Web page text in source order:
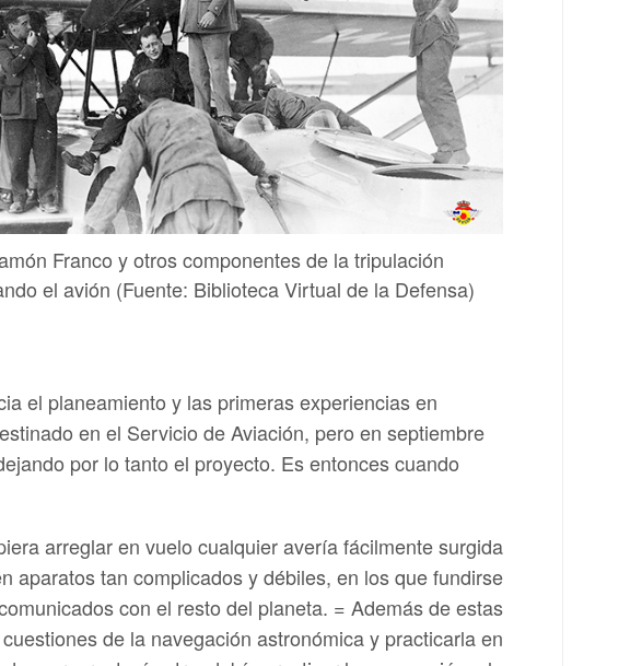
Franco y otros componentes de la tripulación
el avión (Fuente: Biblioteca Virtual de la Defensa)
el planeamiento y las primeras experiencias en
en el Servicio de Aviación, pero en septiembre
por lo tanto el proyecto. Es entonces cuando
arreglar en vuelo cualquier avería fácilmente surgida
aparatos tan complicados y débiles, en los que fundirse
con el resto del planeta. = Además de estas
de la navegación astronómica y practicarla en